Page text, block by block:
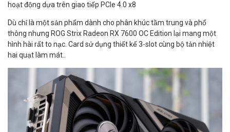
hoạt động dựa trên giao tiếp PCIe 4.0 x8
Dù chỉ là một sản phẩm dành cho phân khúc tầm trung và phổ
thông nhưng ROG Strix Radeon RX 7600 OC Edition lại mang một
hình hài rất to nạc. Card sử dụng thiết kế 3-slot cùng bộ tản nhiệt
hai quạt làm mát..